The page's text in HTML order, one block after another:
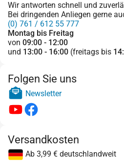
Wir antworten schnell und
Bei dringenden Anliegen gerne
(0) 761 / 612 55 777
Montag bis Freitag
von 09:00 - 12:00
und 13:00 - 16:00 (freitags bis
Folgen Sie uns
Newsletter
Versandkosten
Ab 3,99 € deutschlandweit